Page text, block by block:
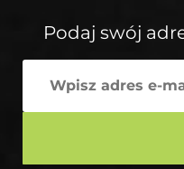
Podaj swój